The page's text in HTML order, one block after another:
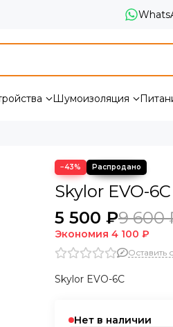
Шумоизоляция
−43%
Skylor EVO-6C
5 500 ₽9 600
Экономия 4 100 ₽
Оставить
Skylor EVO-6C
Нет в наличии